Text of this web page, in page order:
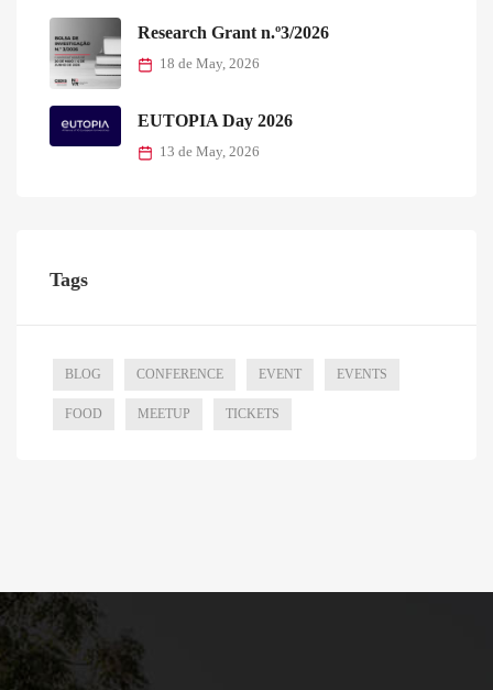
Research Grant n.º3/2026
18 de May, 2026
EUTOPIA Day 2026
13 de May, 2026
Tags
BLOG CONFERENCE EVENT EVENTS
FOOD MEETUP TICKETS